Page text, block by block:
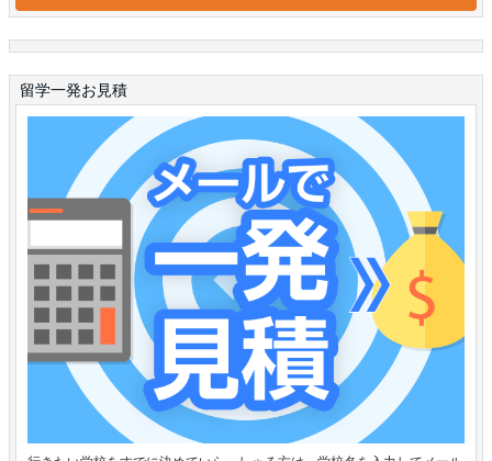
留学一発お見積